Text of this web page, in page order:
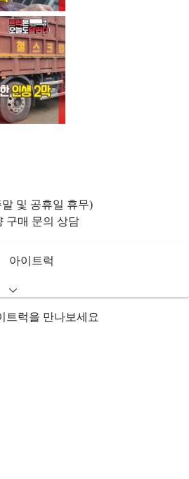
말 및 공휴일 휴무)
구매 문의 상담
아이트럭
트럭을 만나보세요